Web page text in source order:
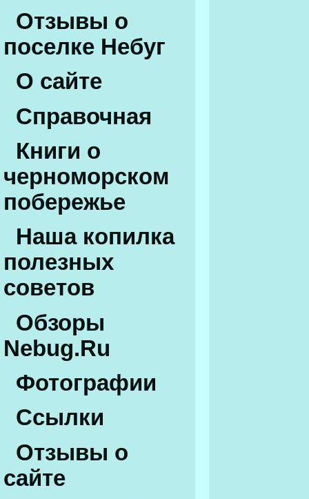
Отзывы о
поселке Небуг
О сайте
Справочная
Книги о
черноморском
побережье
Наша копилка
полезных
советов
Обзоры
Nebug.Ru
Фотографии
Ссылки
Отзывы о
сайте